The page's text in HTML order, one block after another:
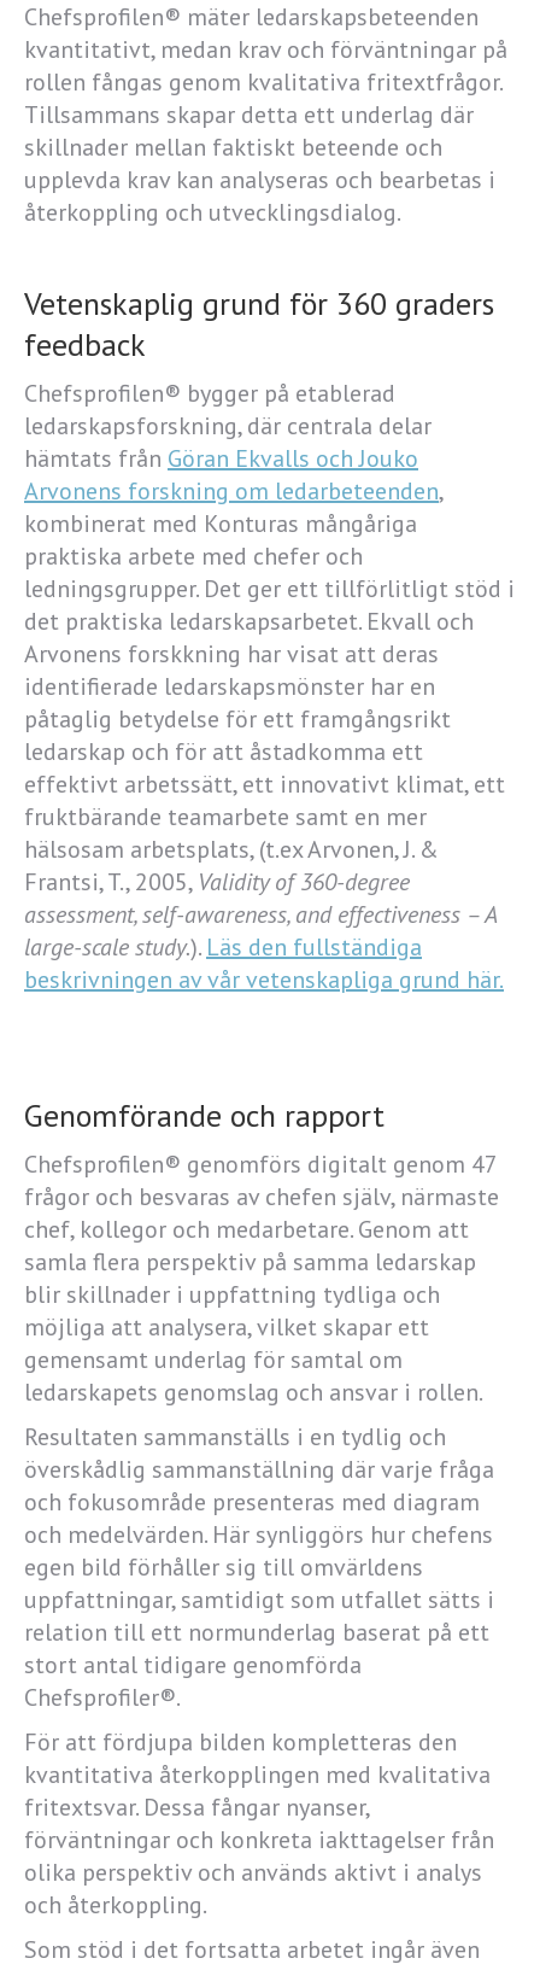
Chefsprofilen® mäter ledarskapsbeteenden
kvantitativt, medan krav och förväntningar på
rollen fångas genom kvalitativa fritextfrågor.
Tillsammans skapar detta ett underlag där
skillnader mellan faktiskt beteende och
upplevda krav kan analyseras och bearbetas i
återkoppling och utvecklingsdialog.
Vetenskaplig grund för 360 graders
feedback
Chefsprofilen® bygger på etablerad
ledarskapsforskning, där centrala delar
hämtats från Göran Ekvalls och Jouko
Arvonens forskning om ledarbeteenden,
kombinerat med Konturas mångåriga
praktiska arbete med chefer och
ledningsgrupper. Det ger ett tillförlitligt stöd i
det praktiska ledarskapsarbetet. Ekvall och
Arvonens forskkning har visat att deras
identifierade ledarskapsmönster har en
påtaglig betydelse för ett framgångsrikt
ledarskap och för att åstadkomma ett
effektivt arbetssätt, ett innovativt klimat, ett
fruktbärande teamarbete samt en mer
hälsosam arbetsplats, (t.ex Arvonen, J. &
Frantsi, T., 2005, Validity of 360-degree
assessment, self-awareness, and effectiveness – A
large-scale study.). Läs den fullständiga
beskrivningen av vår vetenskapliga grund här.
Genomförande och rapport
Chefsprofilen® genomförs digitalt genom 47
frågor och besvaras av chefen själv, närmaste
chef, kollegor och medarbetare. Genom att
samla flera perspektiv på samma ledarskap
blir skillnader i uppfattning tydliga och
möjliga att analysera, vilket skapar ett
gemensamt underlag för samtal om
ledarskapets genomslag och ansvar i rollen.
Resultaten sammanställs i en tydlig och
överskådlig sammanställning där varje fråga
och fokusområde presenteras med diagram
och medelvärden. Här synliggörs hur chefens
egen bild förhåller sig till omvärldens
uppfattningar, samtidigt som utfallet sätts i
relation till ett normunderlag baserat på ett
stort antal tidigare genomförda
Chefsprofiler®.
För att fördjupa bilden kompletteras den
kvantitativa återkopplingen med kvalitativa
fritextsvar. Dessa fångar nyanser,
förväntningar och konkreta iakttagelser från
olika perspektiv och används aktivt i analys
och återkoppling.
Som stöd i det fortsatta arbetet ingår även